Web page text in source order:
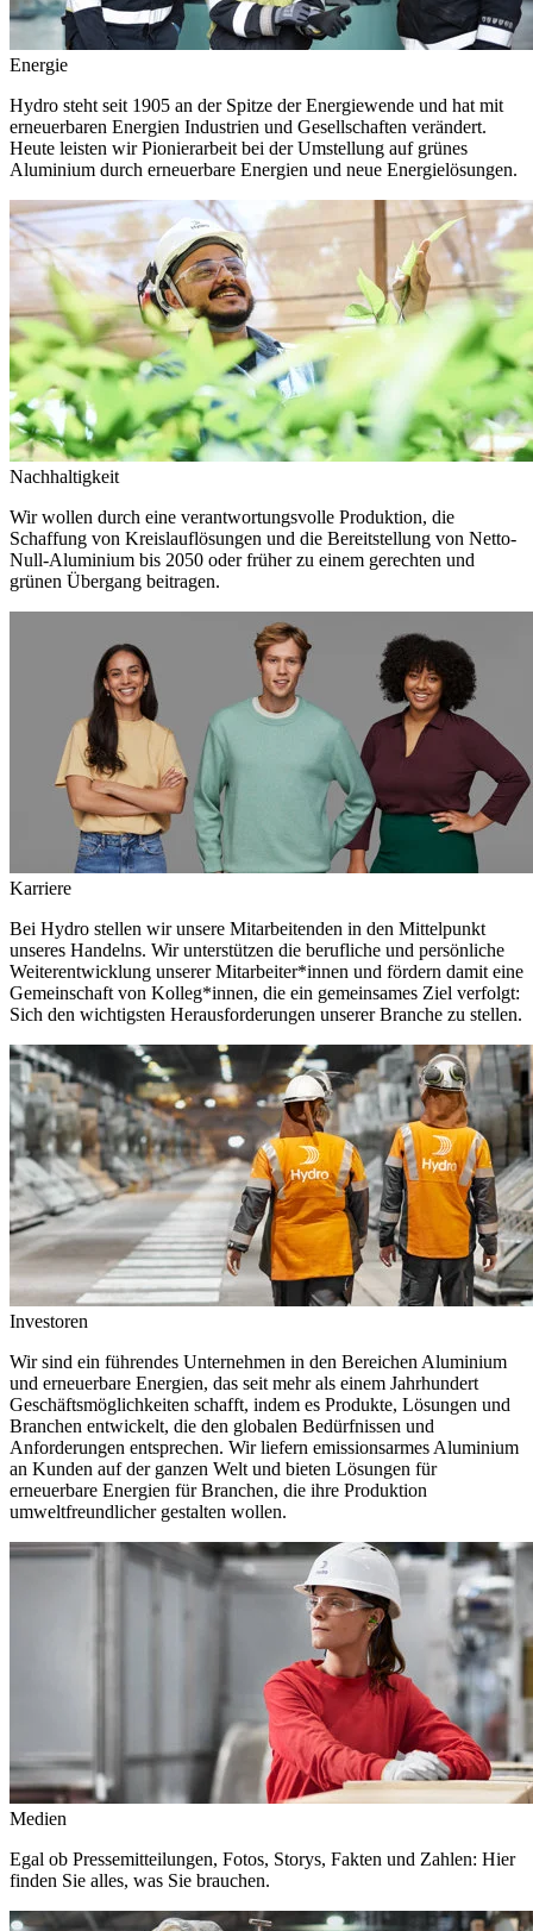
Energie
Hydro steht seit 1905 an der Spitze der Energiewende und hat mit
erneuerbaren Energien Industrien und Gesellschaften verändert.
Heute leisten wir Pionierarbeit bei der Umstellung auf grünes
Aluminium durch erneuerbare Energien und neue Energielösungen.
Nachhaltigkeit
Wir wollen durch eine verantwortungsvolle Produktion, die
Schaffung von Kreislauflösungen und die Bereitstellung von Netto-
Null-Aluminium bis 2050 oder früher zu einem gerechten und
grünen Übergang beitragen.
Karriere
Bei Hydro stellen wir unsere Mitarbeitenden in den Mittelpunkt
unseres Handelns. Wir unterstützen die berufliche und persönliche
Weiterentwicklung unserer Mitarbeiter*innen und fördern damit eine
Gemeinschaft von Kolleg*innen, die ein gemeinsames Ziel verfolgt:
Sich den wichtigsten Herausforderungen unserer Branche zu stellen.
Investoren
Wir sind ein führendes Unternehmen in den Bereichen Aluminium
und erneuerbare Energien, das seit mehr als einem Jahrhundert
Geschäftsmöglichkeiten schafft, indem es Produkte, Lösungen und
Branchen entwickelt, die den globalen Bedürfnissen und
Anforderungen entsprechen. Wir liefern emissionsarmes Aluminium
an Kunden auf der ganzen Welt und bieten Lösungen für
erneuerbare Energien für Branchen, die ihre Produktion
umweltfreundlicher gestalten wollen.
Medien
Egal ob Pressemitteilungen, Fotos, Storys, Fakten und Zahlen: Hier
finden Sie alles, was Sie brauchen.